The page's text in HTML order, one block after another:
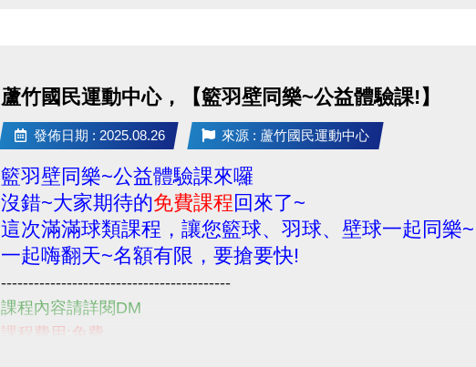
蘆竹國民運動中心，【籃羽壁同樂~公益體驗課!】
發佈日期 : 2025.08.26 來源 : 蘆竹國民運動中心
籃羽壁同樂~公益體驗課來囉
沒錯~大家期待的免費課程回來了~
這次滿滿球類課程，讓您籃球、羽球、壁球一起同樂~
一起嗨翻天~名額有限，要搶要快!
------------------------------------------
課程內容請詳閱DM
課程費用:免費